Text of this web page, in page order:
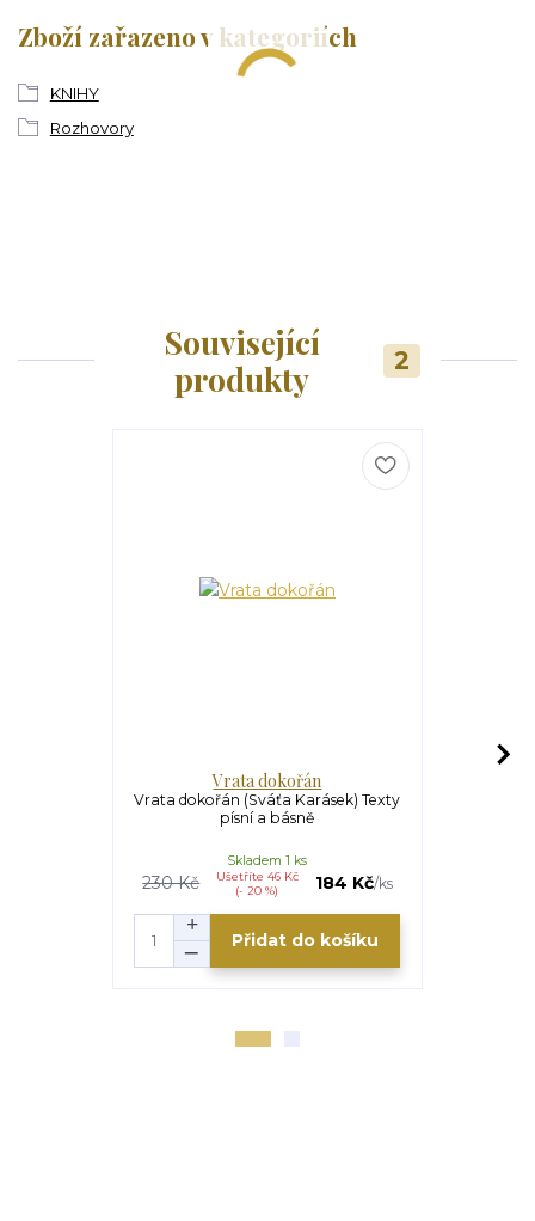
Zboží zařazeno v kategoriích
KNIHY
Rozhovory
Související
produkty
2
Vrata dokořán
Vrata dokořán (Sváťa Karásek) Texty
písní a básně
230 Kč
Ušetříte 46 Kč
(- 20 %)
184 Kč/ks
Skladem 1 ks
Přidat do košíku